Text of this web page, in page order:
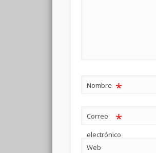
Nombre *
Correo
electrónico
*
Web